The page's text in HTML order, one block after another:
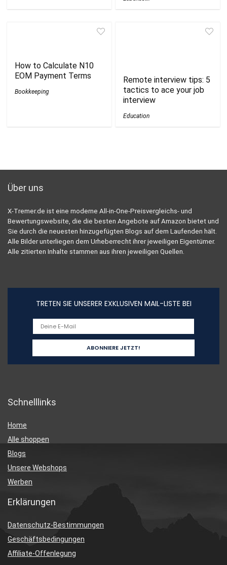
How to Calculate N10
EOM Payment Terms
Bookkeeping
Remote interview tips: 5
tactics to ace your job
interview
Education
Über uns
X-Tremer.de ist eine moderne All-in-One-Preisvergleichs- und
Bewertungswebsite, die die besten Angebote auf Amazon bietet und
Sie durch die neuesten hinzugefügten Blogs auf dem Laufenden hält.
Alle Bilder unterliegen dem Urheberrecht ihrer jeweiligen Eigentümer.
Alle zitierten Inhalte stammen aus ihren jeweiligen Quellen.
TRETEN SIE UNSERER EXKLUSIVEN MAIL-LISTE BEI
Schnelllinks
Home
Alle shoppen
Blogs
Unsere Webshops
Werben
Erklärungen
Datenschutz-Bestimmungen
Geschäftsbedingungen
Affiliate-Offenlegung